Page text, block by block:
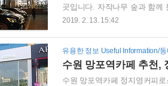
곳입니다. 자작나무 숲과 함께
서, 차를 끌고 가시는 것이 좋
이 혼잡하여 먼저 주문부터 해
에이션 종류(4천 5백원부터),
2019. 2. 13. 15:42
유용한 정보 Useful Information/
수원 망포역카페 추천,
수원 망포역카페 정지영커피